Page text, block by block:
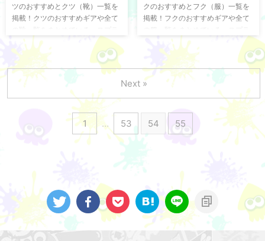
や環境を考慮した上で随時更新し
ていくぞ。独自に検証した調査内
ドトン カモヘッドホ ...
ツのおすすめとクツ（靴）一覧を
掲載！クツのおすすめギアや全て
3の最強クツ（靴）ギア攻略の際
の参考にどうぞ！ おすすめのクツ
（靴） 能力で選ぶのがおすすめ！
クツのギアで悩んだ時は、とりあ
えず能力で選ぶのがおすすめだ。
クツのギアに付くギアパワーによ
って能力がアップする。 どんな場
面でも使いやすい基本ギアパワー
であるイカ速、ステルスジャンプ
が付いているクツギアがとくにお
一覧 カモスニーカードトン キャン
バスHiマッシ ...
クのおすすめとフク（服）一覧を
掲載！フクのおすすめギアや全て
3の最強フク（服）ギア攻略の際
の参考にどうぞ！ おすすめのフク
（服） 能力で選ぶのがおすすめ！
フクのギアで悩んだ時は、とりあ
えず能力で選ぶのがおすすめだ。
フクのギアに付くギアパワーによ
って能力がアップする。 どんな場
面でも使いやすい基本ギアパワー
であるイカ速、イカ忍が付いてい
るフクギアがとくにおすすめ！ イ
ゾッコパーカーアズキ ガチホワイ
ト さくらエ ...
1 … 53 54 55
Next »